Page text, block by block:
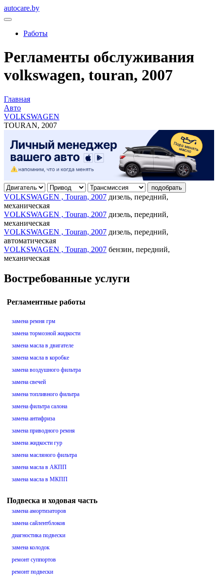
autocare.by
Работы
Регламенты обслуживания
volkswagen, touran, 2007
Главная
Авто
VOLKSWAGEN
TOURAN, 2007
подобрать
VOLKSWAGEN , Touran, 2007 дизель, передний,
механическая
VOLKSWAGEN , Touran, 2007 дизель, передний,
механическая
VOLKSWAGEN , Touran, 2007 дизель, передний,
автоматическая
VOLKSWAGEN , Touran, 2007 бензин, передний,
механическая
Востребованные услуги
Регламентные работы
замена ремня грм
замена тормозной жидкости
замена масла в двигателе
замена масла в коробке
замена воздушного фильтра
замена свечей
замена топливного фильтра
замена фильтра салона
замена антифриза
замена приводного ремня
замена жидкости гур
замена масляного фильтра
замена масла в АКПП
замена масла в МКПП
Подвеска и ходовая часть
замена амортизаторов
замена сайлентблоков
диагностика подвески
замена колодок
ремонт суппортов
ремонт подвески